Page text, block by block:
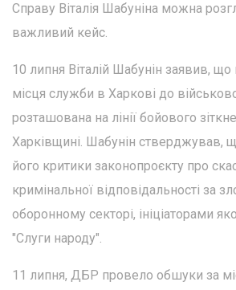
Справу Віталія Шабуніна можна
важливий кейс.
10 липня Віталій Шабунін заявив,
місця служби в Харкові до
розташована на лінії бойового
Харківщині. Шабунін стверджував,
його критики законопроєкту про
кримінальної відповідальності за
оборонному секторі, ініціаторами
"Слуги народу".
11 липня, ДБР провело обшуки за